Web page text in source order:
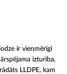
ir vienmērīgi
izturība,
LLDPE, kam